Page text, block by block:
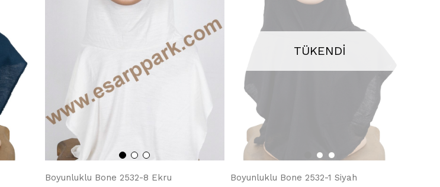
Boyunluklu Bone 2532-8 Ekru
TÜKENDI
Boyunluklu Bone 2532-1 Siyah